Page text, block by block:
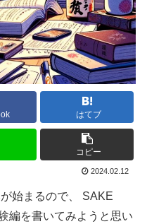
はてブ
コピー
2024.02.12
始まるので、 SAKE
編を書いてみようと思い